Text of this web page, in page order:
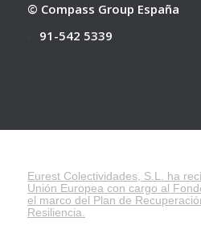
© Compass Group España
91-542 5339
Eurest Colectividades, S.L. ha
Unión Europea con cargo al
el marco del Plan de
Resiliencia.